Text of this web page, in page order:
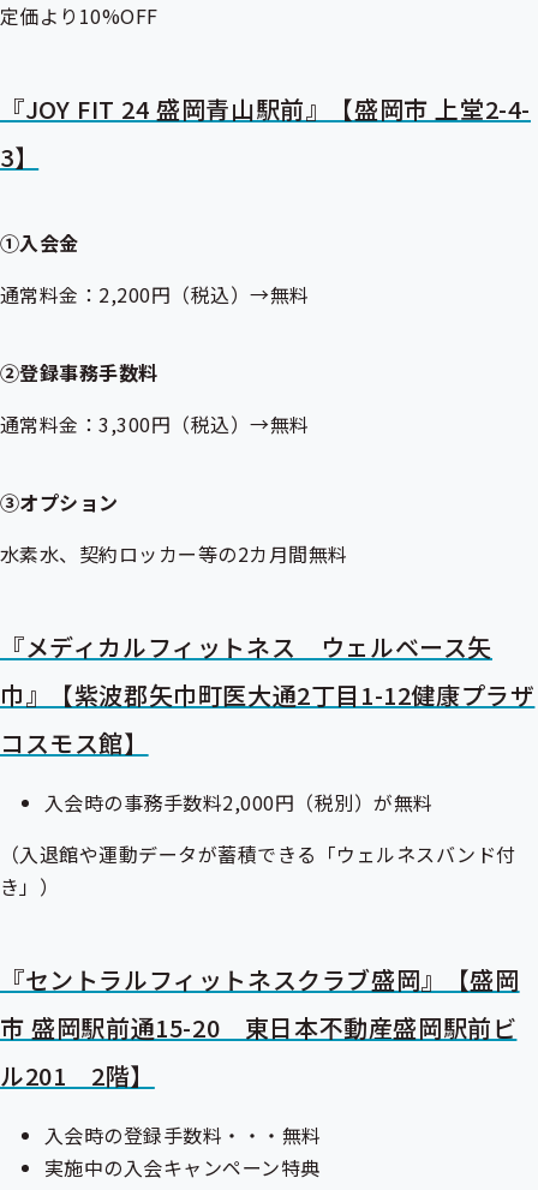
定価より10%OFF
『JOY FIT 24 盛岡青山駅前』【盛岡市 上堂2-4-
3】
①入会金
通常料金：2,200円（税込）→無料
②登録事務手数料
通常料金：3,300円（税込）→無料
③オプション
水素水、契約ロッカー等の2カ月間無料
『メディカルフィットネス ウェルベース矢
巾』【紫波郡矢巾町医大通2丁目1-12健康プラザ
コスモス館】
入会時の事務手数料2,000円（税別）が無料
（入退館や運動データが蓄積できる「ウェルネスバンド付
き」）
『セントラルフィットネスクラブ盛岡』【盛岡
市 盛岡駅前通15-20 東日本不動産盛岡駅前ビ
ル201 2階】
入会時の登録手数料・・・無料
実施中の入会キャンペーン特典